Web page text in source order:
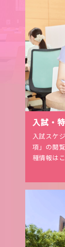
入試・
入試スケ
項」の閲
種情報は